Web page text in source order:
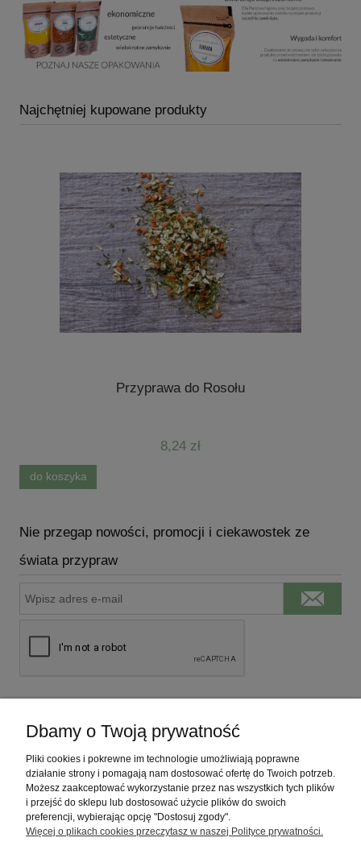
Najchętniej kupowane produkty
Przyprawa do Rosołu
8,24 zł
do koszyka
Nie przegap nowości, promocji i ciekawostek ze
świata przypraw
INFORMACJE
WSPÓŁPRACA
MOJE KONTO
Dbamy o Twoją prywatność
Pliki cookies i pokrewne im technologie umożliwiają poprawne
działanie strony i pomagają nam dostosować ofertę do Twoich potrzeb.
Możesz zaakceptować wykorzystanie przez nas wszystkich tych plików
i przejść do sklepu lub dostosować użycie plików do swoich
preferencji, wybierając opcję "Dostosuj zgody".
Więcej o plikach cookies przeczytasz w naszej Polityce prywatności.